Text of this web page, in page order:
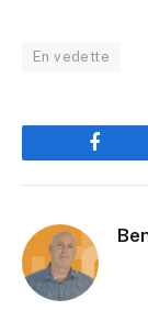
En vedette